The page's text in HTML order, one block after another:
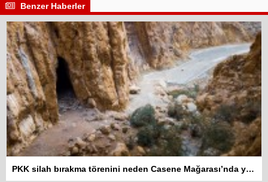
Benzer Haberler
PKK silah bırakma törenini neden Casene Mağarası’nda yaptı?